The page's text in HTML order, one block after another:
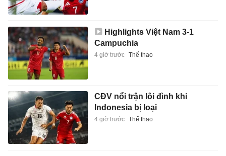
Highlights Việt Nam 3-1
Campuchia
4 giờ trước Thể thao
CĐV nổi trận lôi đình khi
Indonesia bị loại
4 giờ trước Thể thao